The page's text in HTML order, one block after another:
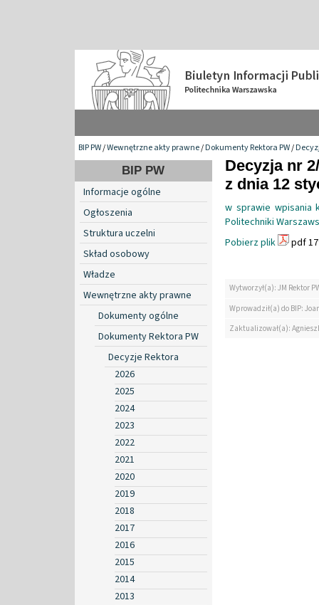
BIP PW/Wewnętrzne akty prawne/Dokumenty Rektora PW/
BIP PW
Informacje ogólne
Ogłoszenia
Struktura uczelni
Skład osobowy
Władze
Wewnętrzne akty prawne
Dokumenty ogólne
Dokumenty Rektora PW
Decyzje Rektora
2026
2025
2024
2023
2022
2021
2020
2019
2018
2017
2016
2015
2014
2013
Decyzja nr
z dnia 12
w sprawie wpisania
Politechniki
Pobierz plik
pdf
Wytworzył(a): JM Rektor
Wprowadził(a) do BIP:
Zaktualizował(a):